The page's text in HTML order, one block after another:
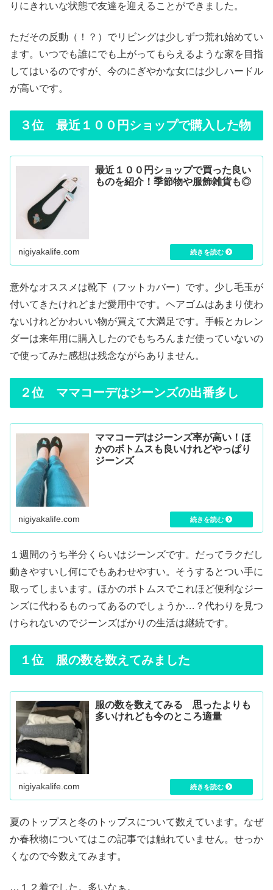
りにきれいな状態で友達を迎えることができました。
ただその反動（！？）でリビングは少しずつ荒れ始めてい
ます。いつでも誰にでも上がってもらえるような家を目指
してはいるのですが、今のにぎやかな女には少しハードル
が高いです。
３位 最近１００円ショップで購入した物
最近１００円ショップで買った良い
ものを紹介！季節物や服飾雑貨も◎
nigiyakalife.com
意外なオススメは靴下（フットカバー）です。少し毛玉が
付いてきたけれどまだ愛用中です。ヘアゴムはあまり使わ
ないけれどかわいい物が買えて大満足です。手帳とカレン
ダーは来年用に購入したのでもちろんまだ使っていないの
で使ってみた感想は残念ながらありません。
２位 ママコーデはジーンズの出番多し
ママコーデはジーンズ率が高い！ほ
かのボトムスも良いけれどやっぱり
ジーンズ
nigiyakalife.com
１週間のうち半分くらいはジーンズです。だってラクだし
動きやすいし何にでもあわせやすい。そうするとつい手に
取ってしまいます。ほかのボトムスでこれほど便利なジー
ンズに代わるものってあるのでしょうか…？代わりを見つ
けられないのでジーンズばかりの生活は継続です。
１位 服の数を数えてみました
服の数を数えてみる 思ったよりも
多いけれども今のところ適量
nigiyakalife.com
夏のトップスと冬のトップスについて数えています。なぜ
か春秋物についてはこの記事では触れていません。せっか
くなので今数えてみます。
…１２着でした。多いなぁ。